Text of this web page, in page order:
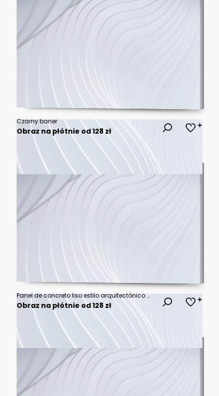
Czarny baner
Obraz na płótnie od 128 zł
Panel de concreto liso estilo arquitectónico moderno y limpio
Obraz na płótnie od 128 zł